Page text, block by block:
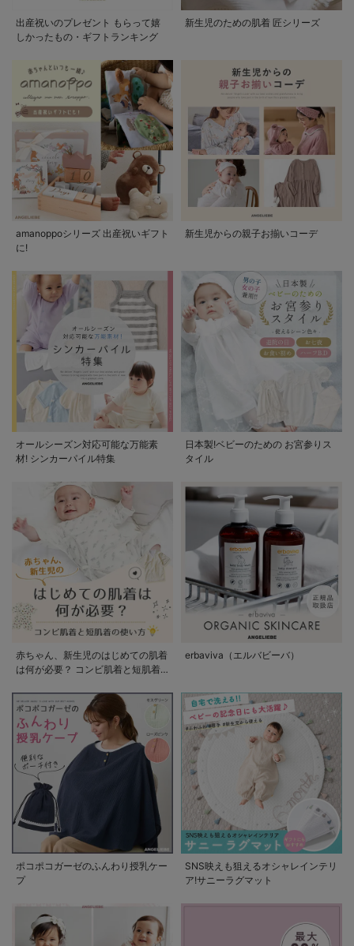
出産祝いのプレゼント もらって嬉
しかったもの・ギフトランキング
新生児のための肌着 匠シリーズ
amanoppoシリーズ 出産祝いギフト
に!
新生児からの親子お揃いコーデ
オールシーズン対応可能な万能素
材! シンカーパイル特集
日本製!ベビーのための お宮参りス
タイル
赤ちゃん、新生児のはじめての肌着
は何が必要？ コンビ肌着と短肌着
erbaviva（エルバビーバ）
ポコポコガーゼのふんわり授乳ケー
プ
SNS映えも狙えるオシャレインテリ
ア!サニーラグマット